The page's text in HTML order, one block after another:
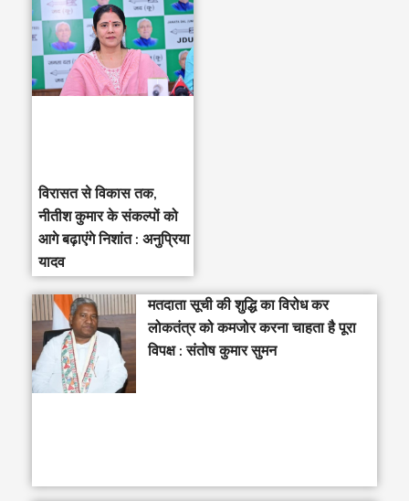
विरासत से विकास तक,
नीतीश कुमार के संकल्पों को
आगे बढ़ाएंगे निशांत : अनुप्रिया
यादव
मतदाता सूची की शुद्धि का विरोध कर
लोकतंत्र को कमजोर करना चाहता है पूरा
विपक्ष : संतोष कुमार सुमन